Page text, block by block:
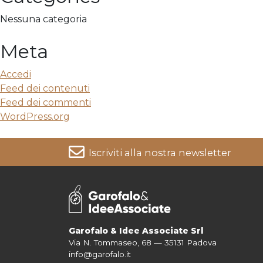
Nessuna categoria
Meta
Accedi
Feed dei contenuti
Feed dei commenti
WordPress.org
Iscriviti alla nostra newsletter
Garofalo & Idee Associate Srl
Via N. Tommaseo, 68 — 35131 Padova
info@garofalo.it